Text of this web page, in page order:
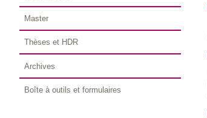
Master
Thèses et HDR
Archives
Boîte à outils et formulaires